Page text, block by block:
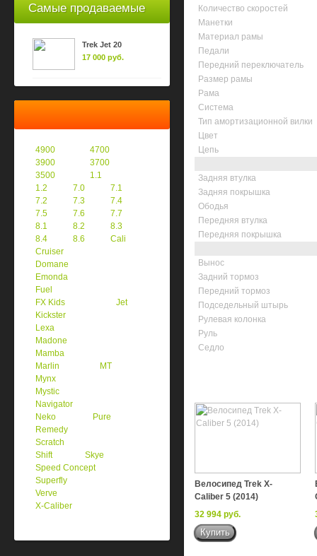
Самые продаваемые
Trek Jet 20
17 000 руб.
4900
4700
3900
3700
3500
1.1
1.2
7.0
7.1
7.2
7.3
7.4
7.5
7.6
7.7
8.1
8.2
8.3
8.4
8.6
Cali
Cruiser
Domane
Emonda
Fuel
FX Kids
Jet
Kickster
Lexa
Madone
Mamba
Marlin
MT
Mynx
Mystic
Navigator
Neko
Pure
Remedy
Scratch
Shift
Skye
Speed Concept
Superfly
Verve
X-Caliber
Количество скоростей
Манетки
Материал рамы
Педали
Передний переключатель
Размер рамы
Рама
Система
Тип амортизационной вилки
Цвет
Цепь
Задняя втулка
Задняя покрышка
Ободья
Передняя втулка
Передняя покрышка
Вынос
Задний тормоз
Передний тормоз
Подседельный штырь
Рулевая колонка
Руль
Седло
Велосипед Trek X-
Caliber 5 (2014)
32 994 руб.